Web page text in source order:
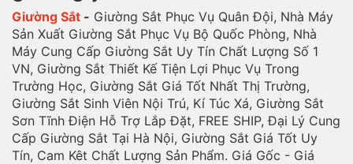
Giường Sắt - Giường Sắt Phục Vụ Quân Đội, Nhà Máy
Sản Xuất Giường Sắt Phục Vụ Bộ Quốc Phòng, Nhà
Máy Cung Cấp Giường Sắt Uy Tín Chất Lượng Số 1
VN, Giường Sắt Thiết Kế Tiện Lợi Phục Vụ Trong
Trường Học, Giường Sắt Giá Tốt Nhất Thị Trường,
Giường Sắt Sinh Viên Nội Trú, Kí Túc Xá, Giường Sắt
Sơn Tĩnh Điện Hỗ Trợ Lắp Đặt, FREE SHIP, Đại Lý Cung
Cấp Giường Sắt Tại Hà Nội, Giường Sắt Giá Tốt Uy
Tín, Cam Kêt Chất Lượng Sản Phẩm. Giá Gốc - Giá